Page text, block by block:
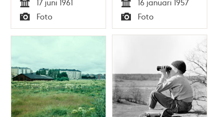
Tid
17 juni 1961
Typ
Foto
kalhuggits i
samband med
planeringen av
Tid
16 januari 1957
Typ
Foto